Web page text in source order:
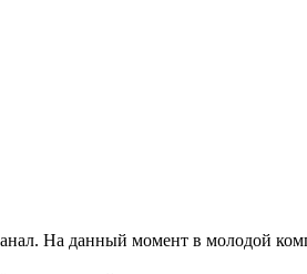
На данный момент в молодой